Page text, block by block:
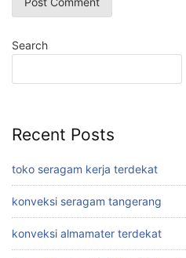
Search
Recent Posts
toko seragam kerja terdekat
konveksi seragam tangerang
konveksi almamater terdekat